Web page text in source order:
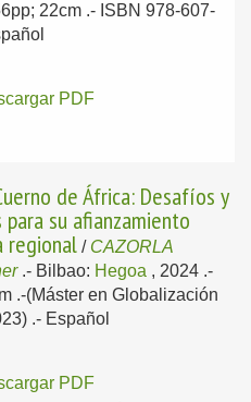
22cm .- ISBN 978-607-
PDF
de África: Desafíos y
su afianzamiento
regional / CAZORLA
.- Bilbao: Hegoa , 2024 .-
.-(Máster en Globalización
.- Español
PDF